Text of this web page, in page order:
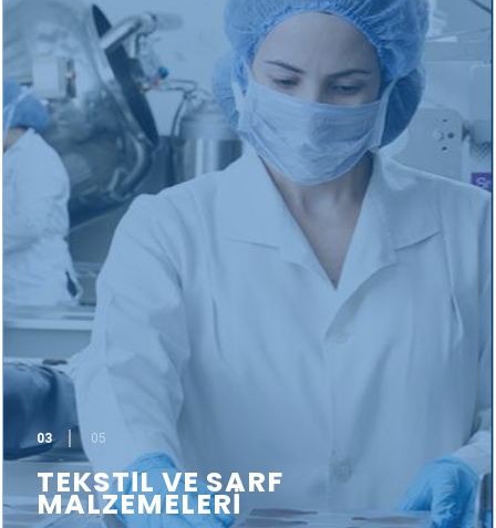
03 05
TEKSTİL VE SARF
MALZEMELERİ